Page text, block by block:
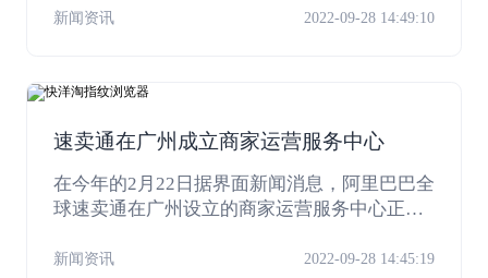
新闻资讯 2022-09-28 14:49:10
速卖通在广州成立商家运营服务中心
在今年的2月22日据界面新闻消息，阿里巴巴全
球速卖通在广州设立的商家运营服务中心正式
新闻资讯 2022-09-28 14:45:19